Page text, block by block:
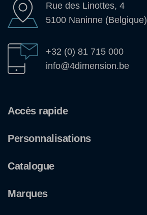
Rue des Linottes, 4
5100 Naninne (Belgique)
+32 (0) 81 715 000
info@4dimension.be
Accès rapide
Personnalisations
Catalogue
Marques